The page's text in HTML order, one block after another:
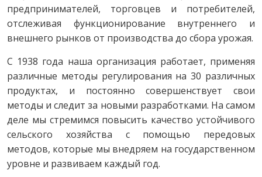
предпринимателей, торговцев и потребителей,
отслеживая функционирование внутреннего и
внешнего рынков от производства до сбора урожая.
С 1938 года наша организация работает, применяя
различные методы регулирования на 30 различных
продуктах, и постоянно совершенствует свои
методы и следит за новыми разработками. На самом
деле мы стремимся повысить качество устойчивого
сельского хозяйства с помощью передовых
методов, которые мы внедряем на государственном
уровне и развиваем каждый год.